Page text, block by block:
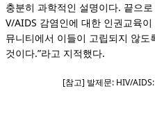
충분히 과학적인 설명이다. 끝으
V/AIDS 감염인에 대한 인권교육
뮤니티에서 이들이 고립되지 않
것이다.”라고 지적했다.
[참고] 발제문: HIV/